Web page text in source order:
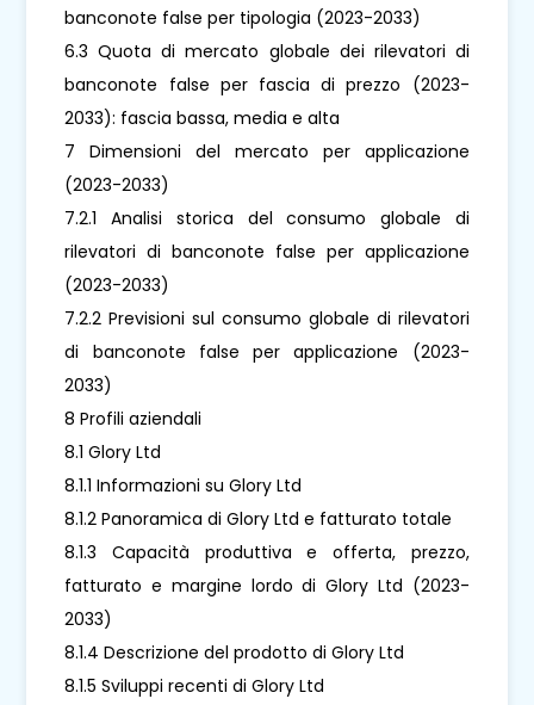
banconote false per tipologia (2023-2033)
6.3 Quota di mercato globale dei rilevatori di
banconote false per fascia di prezzo (2023-
2033): fascia bassa, media e alta
7 Dimensioni del mercato per applicazione
(2023-2033)
7.2.1 Analisi storica del consumo globale di
rilevatori di banconote false per applicazione
(2023-2033)
7.2.2 Previsioni sul consumo globale di rilevatori
di banconote false per applicazione (2023-
2033)
8 Profili aziendali
8.1 Glory Ltd
8.1.1 Informazioni su Glory Ltd
8.1.2 Panoramica di Glory Ltd e fatturato totale
8.1.3 Capacità produttiva e offerta, prezzo,
fatturato e margine lordo di Glory Ltd (2023-
2033)
8.1.4 Descrizione del prodotto di Glory Ltd
8.1.5 Sviluppi recenti di Glory Ltd